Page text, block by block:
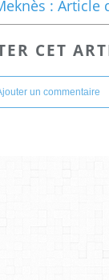
CET
un commentaire